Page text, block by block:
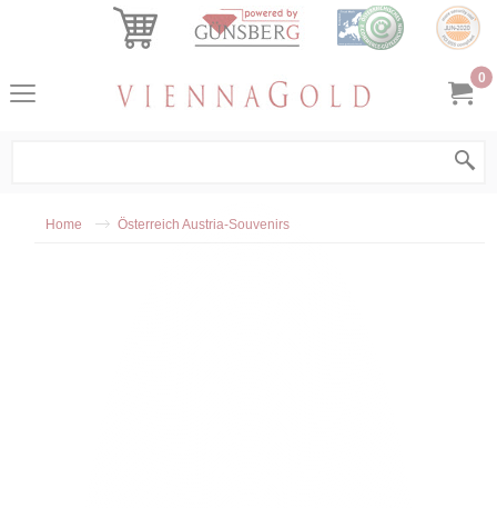
0
Home Österreich Austria-Souvenirs